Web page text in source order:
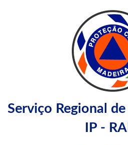
Serviço Regional
IP -